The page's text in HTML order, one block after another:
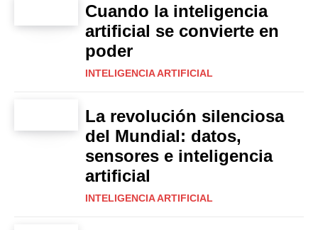
Cuando la inteligencia
artificial se convierte en
poder
INTELIGENCIA ARTIFICIAL
La revolución silenciosa
del Mundial: datos,
sensores e inteligencia
artificial
INTELIGENCIA ARTIFICIAL